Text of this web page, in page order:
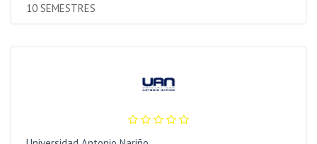
10 SEMESTRES